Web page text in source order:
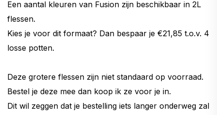
Een aantal kleuren van Fusion zijn beschikbaar in 2L
flessen.
Kies je voor dit formaat? Dan bespaar je €21,85 t.o.v. 4
losse potten.
Deze grotere flessen zijn niet standaard op voorraad.
Bestel je deze mee dan koop ik ze voor je in.
Dit wil zeggen dat je bestelling iets langer onderweg zal